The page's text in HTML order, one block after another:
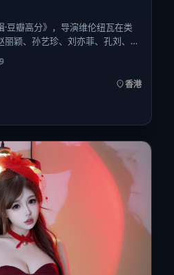
豆瓣高分》，导演维伦纽瓦在类
颖、孙艺珍、刘亦菲、孔刘、刘
重关系线。故事类型为冒险，主拍
上映时间 2020年6月8日（公映
169分钟，节奏张弛有度。
香港